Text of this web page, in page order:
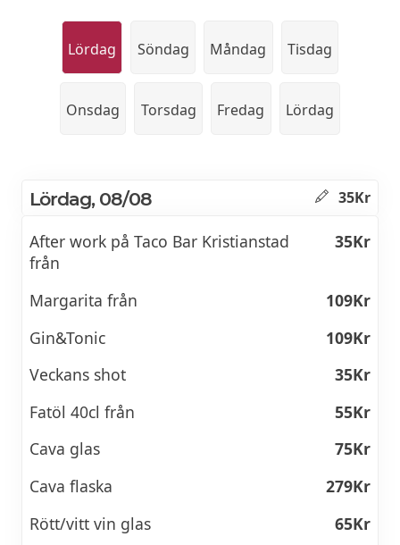
Lördag Söndag Måndag Tisdag
Onsdag Torsdag Fredag Lördag
Lördag, 08/08 35Kr
After work på Taco Bar Kristianstad
från
35Kr
Margarita från
109Kr
Gin&Tonic
109Kr
Veckans shot
35Kr
Fatöl 40cl från
55Kr
Cava glas
75Kr
Cava flaska
279Kr
Rött/vitt vin glas
65Kr